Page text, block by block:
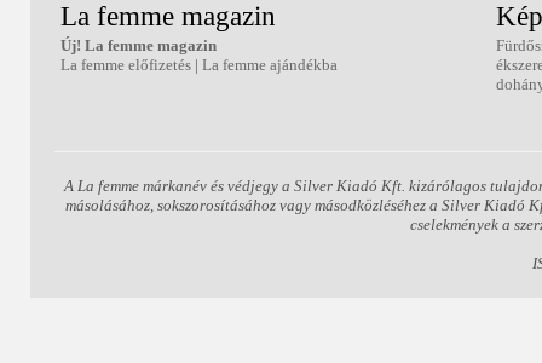
La femme magazin
Új! La femme magazin
La femme előfizetés | La femme ajándékba
A La femme márkanév és védjegy a Silver Kiadó Kft. kizárólagos
másolásához, sokszorosításához vagy másodközléséhez a Silver
cselekmények a